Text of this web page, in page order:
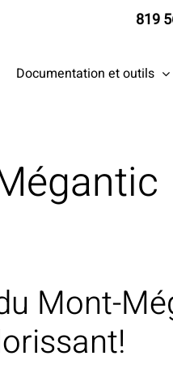
819
Documentation et outils
Mont-